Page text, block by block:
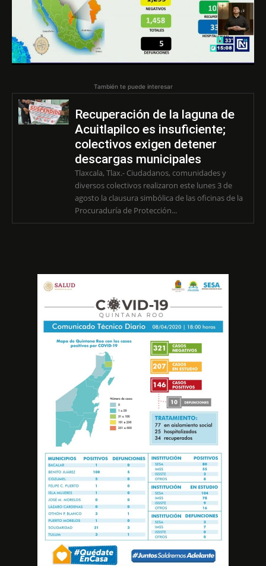
También te puede interesar
Recuperación de la laguna de
Acuitlapilco es insuficiente;
colectivos exigen detener
descargas municipales
Tlaxcala, Tlax.- Ciudadanos, comunidades y
diversos colectivos realizaron este lunes 3 de
agosto la clausura simbólica de las oficinas de la
Procuraduría de Protección...